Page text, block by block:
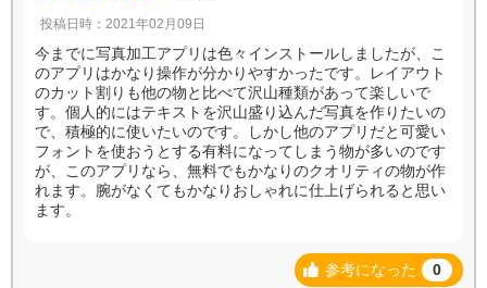
投稿日時：2021年02月09日
今までに写真加工アプリは色々インストールしましたが、こ
のアプリはかなり操作が分かりやすかったです。レイアウト
のカット割りも他の物と比べて沢山種類があって楽しいで
す。個人的にはテキストを沢山盛り込んだ写真を作りたいの
で、積極的に使いたいのです。しかし他のアプリだと可愛い
フォントを使おうとする有料になってしまう物が多いのです
が、このアプリなら、無料でもかなりのクオリティの物が作
れます。腕がなくてもかなりおしゃれに仕上げられると思い
ます。
参考になった 0